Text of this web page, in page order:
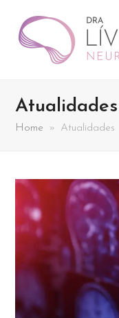
Atualidades
Home » Atualidades